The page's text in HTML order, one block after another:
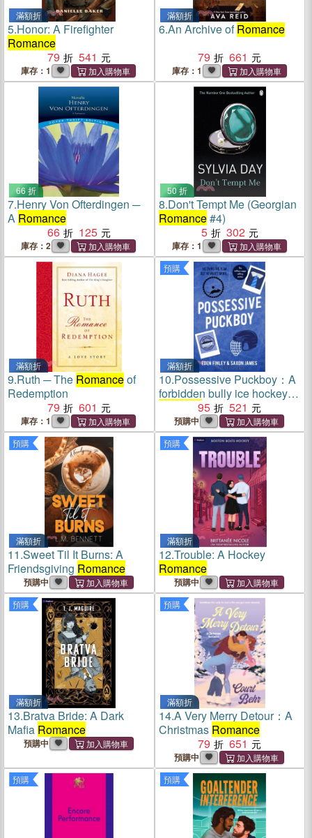
滿額折
5.Honor: A Firefighter
Romance
79
541
庫存：1
滿額折
6.An Archive ofRomance
79
661
庫存：1
66 折
7.Henry Von Ofterdingen ─
A Romance
66
125
庫存：2
50 折
8.Don't Tempt Me (Georgian
Romance#4)
5
302
庫存：1
滿額折
9.Ruth ─ The Romanceof
Redemption
79
601
庫存：1
預購
滿額折
10.Possessive Puckboy：A
forbidden bully ice hockey
romance95 521
預購中
預購
滿額折
11.Sweet Til It Burns: A
Friendsgiving Romance
預購中
預購
滿額折
12.Trouble: A Hockey
Romance
預購中
預購
滿額折
13.Bratva Bride: A Dark
Mafia Romance
預購中
預購
滿額折
14.A Very Merry Detour：A
Christmas Romance
79
651
預購中
預購 預購